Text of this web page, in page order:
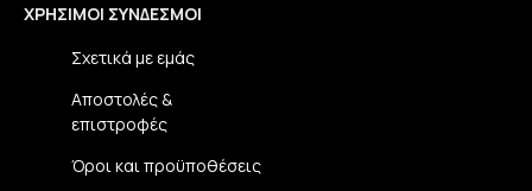
ΧΡΉΣΙΜΟΙ ΣΎΝΔΕΣΜΟΙ
Σχετικά με εμάς
Αποστολές &
επιστροφές
Όροι και προϋποθέσεις